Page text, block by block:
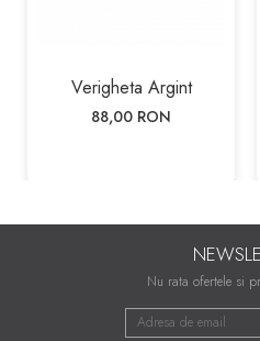
Verigheta Argint
88,00 RON
Nu rata ofertele si